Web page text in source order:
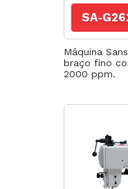
Máquina
braço fino
2000 ppm.